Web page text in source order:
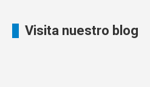
Visita nuestro blog